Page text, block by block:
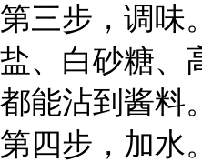
第三步，调味
盐、白砂糖、
都能沾到酱料。
第四步，加水